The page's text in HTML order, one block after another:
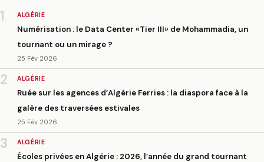
1 ALGÉRIE
Numérisation : le Data Center «Tier III» de Mohammadia, un
tournant ou un mirage ?
25 Fév 2026
2 ALGÉRIE
Ruée sur les agences d’Algérie Ferries : la diaspora face à la
galère des traversées estivales
25 Fév 2026
3 ALGÉRIE
Écoles privées en Algérie : 2026, l’année du grand tournant